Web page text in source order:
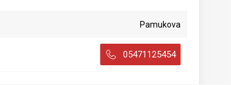
Pamukova
05471125454